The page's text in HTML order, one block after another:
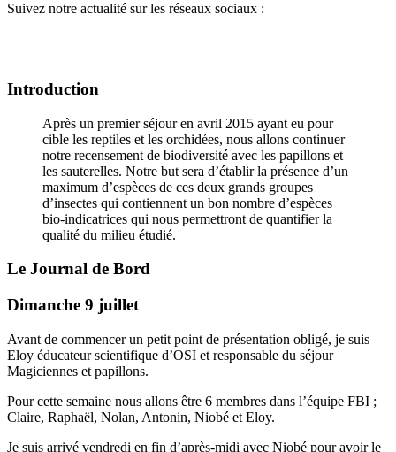
Suivez notre actualité sur les réseaux sociaux :
Introduction
Après un premier séjour en avril 2015 ayant eu pour
cible les reptiles et les orchidées, nous allons continuer
notre recensement de biodiversité avec les papillons et
les sauterelles. Notre but sera d’établir la présence d’un
maximum d’espèces de ces deux grands groupes
d’insectes qui contiennent un bon nombre d’espèces
bio-indicatrices qui nous permettront de quantifier la
qualité du milieu étudié.
Le Journal de Bord
Dimanche 9 juillet
Avant de commencer un petit point de présentation obligé, je suis
Eloy éducateur scientifique d’OSI et responsable du séjour
Magiciennes et papillons.
Pour cette semaine nous allons être 6 membres dans l’équipe FBI ;
Claire, Raphaël, Nolan, Antonin, Niobé et Eloy.
Je suis arrivé vendredi en fin d’après-midi avec Niobé pour avoir le